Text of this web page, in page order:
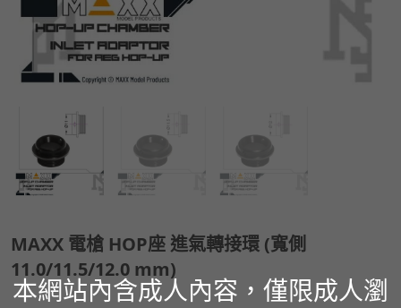
MAXX 電槍 HOP座 進氣轉接環 (寬側
11.0/11.5/12.0 mm)
本網站內含成人內容，僅限成人瀏